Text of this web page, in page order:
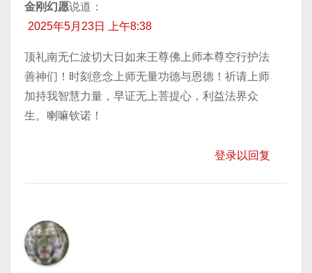
金刚幻愿说道：
2025年5月23日 上午8:38
顶礼南无仁波切大日如来王尊佛上师本尊空行护法
善神们！时刻意念上师无量功德与恩德！祈请上师
加持我智慧力量，早证无上菩提心，利益法界众
生。喇嘛钦诺！
登录以回复